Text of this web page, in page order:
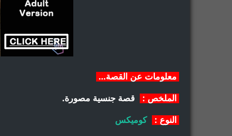
معلومات عن القصة...
الملخص : قصة جنسية مصورة.
النوع : كوميكس